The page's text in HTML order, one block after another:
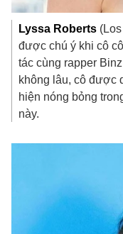
Lyssa Roberts
được chú ý khi cô
tác cùng rapper
không lâu, cô được
hiện nóng bỏng
này.